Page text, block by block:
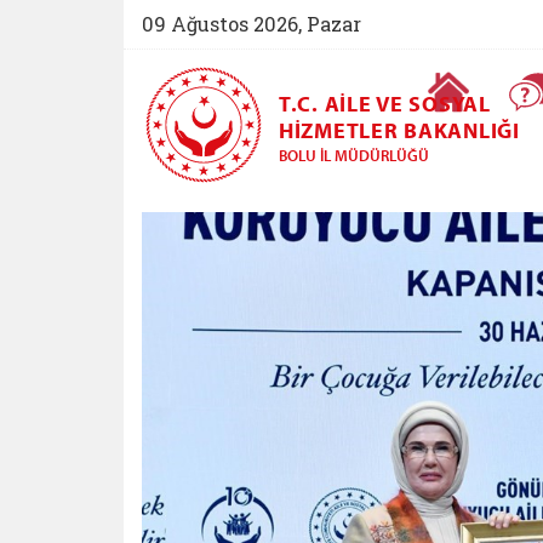
09 Ağustos 2026, Pazar
Ana Sayfa
T.C. AILE VE SOSYAL
HIZMETLER BAKANLIĞI
BOLU İL MÜDÜRLÜĞÜ
Bolu Aile ve
Öne Çıkan Haberler Slayt